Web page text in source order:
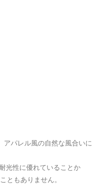
アパレル風の自然な風合いに
光性に優れていることか
ともありません。